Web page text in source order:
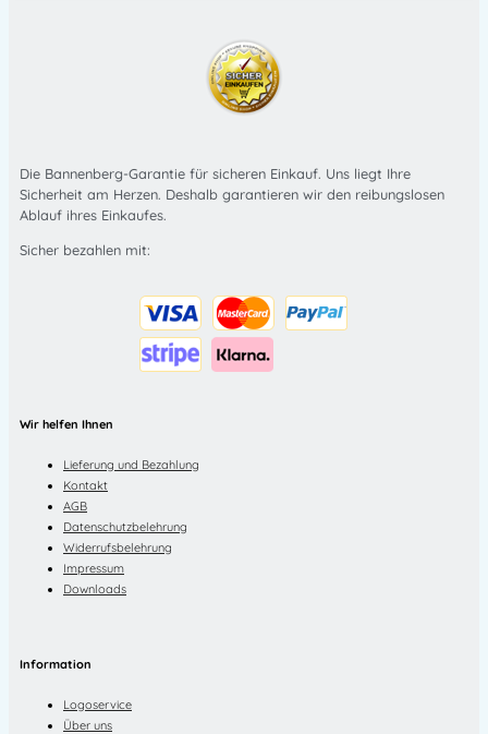
Die Bannenberg-Garantie für sicheren Einkauf. Uns liegt Ihre
Sicherheit am Herzen. Deshalb garantieren wir den reibungslosen
Ablauf ihres Einkaufes.
Sicher bezahlen mit:
Wir helfen Ihnen
Lieferung und Bezahlung
Kontakt
AGB
Datenschutzbelehrung
Widerrufsbelehrung
Impressum
Downloads
Information
Logoservice
Über uns